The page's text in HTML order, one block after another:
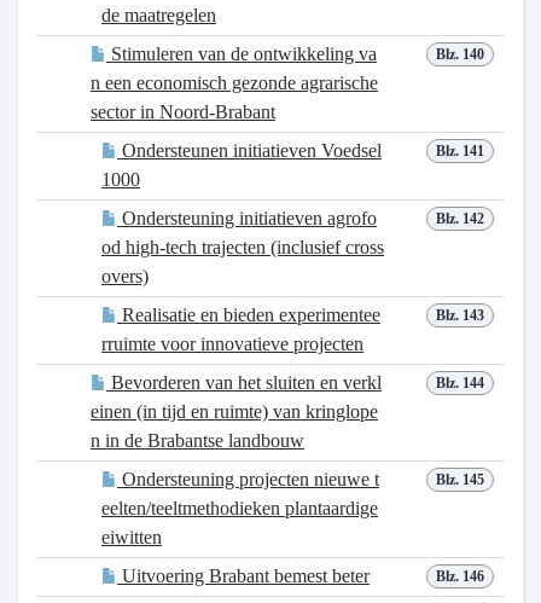
de maatregelen
Blz. 140
Stimuleren van de ontwikkeling va
n een economisch gezonde agrarische
sector in Noord-Brabant
Blz. 141
Ondersteunen initiatieven Voedsel
1000
Blz. 142
Ondersteuning initiatieven agrofo
od high-tech trajecten (inclusief cross
overs)
Blz. 143
Realisatie en bieden experimentee
rruimte voor innovatieve projecten
Blz. 144
Bevorderen van het sluiten en verkl
einen (in tijd en ruimte) van kringlope
n in de Brabantse landbouw
Blz. 145
Ondersteuning projecten nieuwe t
eelten/teeltmethodieken plantaardige
eiwitten
Blz. 146
Uitvoering Brabant bemest beter